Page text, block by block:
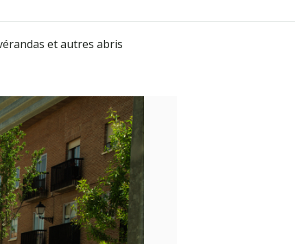
et autres abris